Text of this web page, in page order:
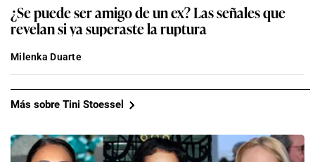
¿Se puede ser amigo de un ex? Las señales que
revelan si ya superaste la ruptura
Milenka Duarte
Más sobre Tini Stoessel